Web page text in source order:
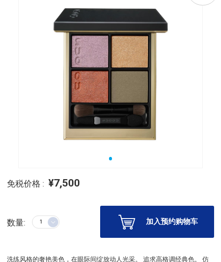
免税价格 : ¥7,500
数量: 加入预约购物车
洗练风格的奢艳美色，在眼际间绽放动人光采。 追求高格调经典色。 仿